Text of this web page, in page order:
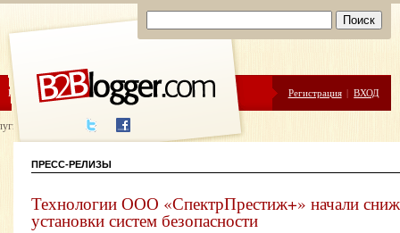
ЦЕНЫ ПОМОЩЬ Регистрация | ВХОД
написания
ПРЕСС-РЕЛИЗЫ
Технологии ООО «СпектрПрестиж+» начали
установки систем безопасности